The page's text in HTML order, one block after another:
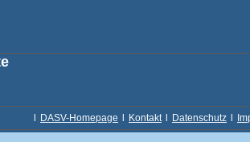
DASV-Homepage Kontakt Datenschutz